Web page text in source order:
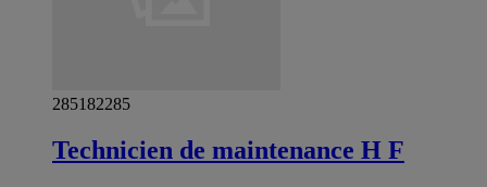
285182285
Technicien de maintenance H F